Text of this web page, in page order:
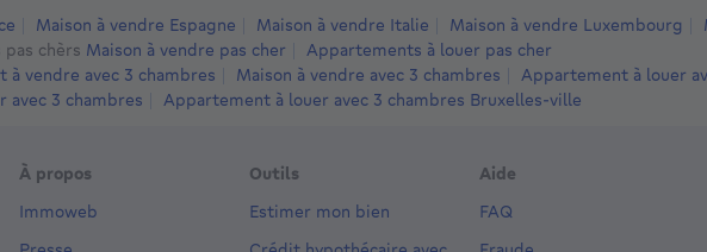
Maison à vendre Espagne Maison à vendre Italie Maison à vendre Luxembourg
pas chèrs Maison à vendre pas cher
Appartements à louer pas cher
à vendre avec 3 chambres Maison à vendre avec 3 chambres
Appartement à louer
avec 3 chambres
Appartement à louer avec 3 chambres Bruxelles-ville
À propos
Immoweb
Outils
Estimer mon bien
Aide
FAQ